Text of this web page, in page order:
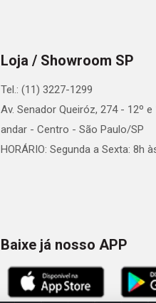
Loja / Showroom SP
Tel.: (11) 3227-1299
Av. Senador Queiróz, 274 - 12º e
andar - Centro - São Paulo/SP
HORÁRIO: Segunda a Sexta: 8h
Baixe já nosso APP